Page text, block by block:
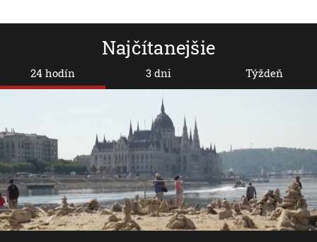
Najčítanejšie
24 hodín 3 dni Týždeň